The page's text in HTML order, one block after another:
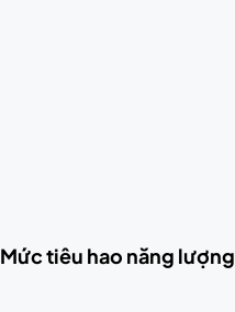
Mức tiêu hao năng lượng